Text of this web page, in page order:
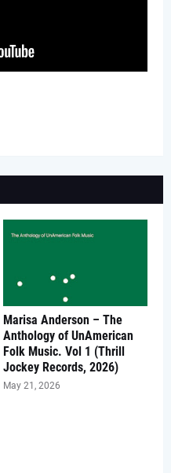
Marisa Anderson – The
Anthology of UnAmerican
Folk Music. Vol 1 (Thrill
Jockey Records, 2026)
May 21, 2026